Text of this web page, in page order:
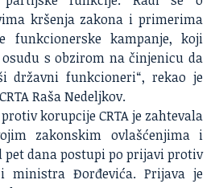
kršenja zakona i primerima
funkcionerske kampanje, koji
s obzirom na činjenicu da
državni funkcioneri“, rekao je
Raša Nedeljkov.
korupcije CRTA je zahtevala
zakonskim ovlašćenjima i
pet dana postupi po prijavi protiv
ministra Đorđevića. Prijava je